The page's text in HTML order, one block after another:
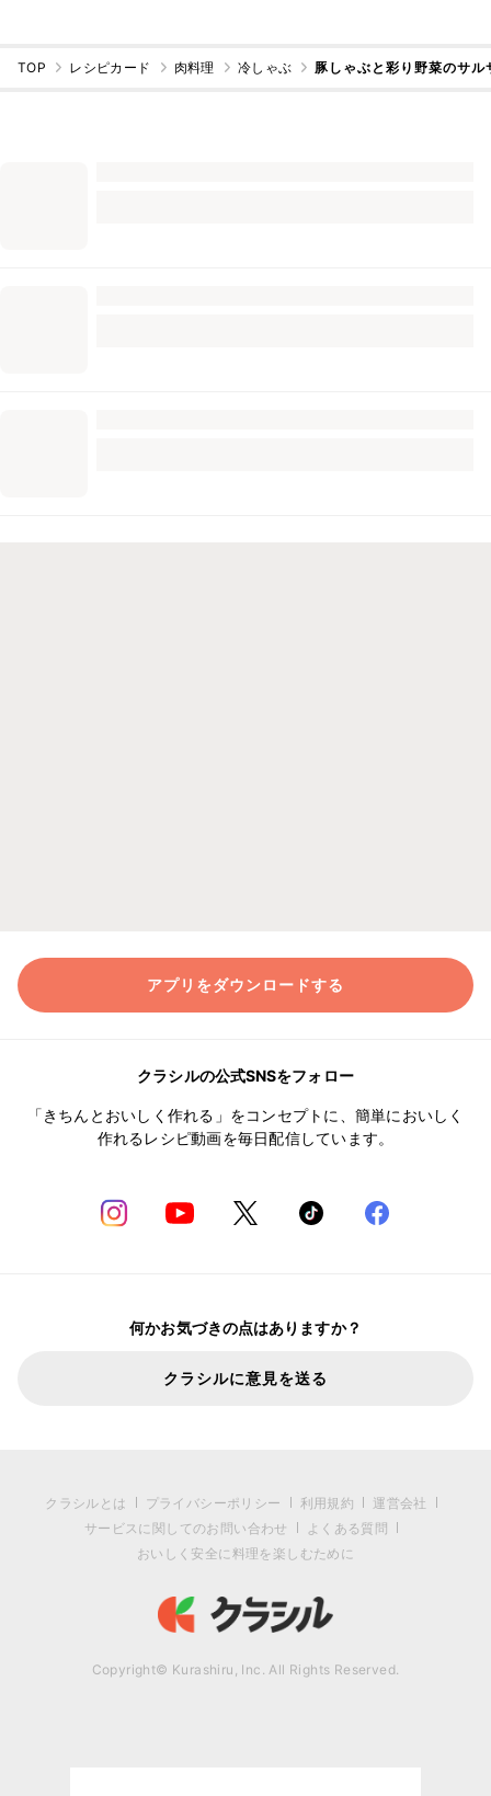
TOP レシピカード 肉料理 冷しゃぶ 豚しゃぶと彩り野菜のサル
アプリをダウンロードする
クラシルの公式SNSをフォロー
「きちんとおいしく作れる」をコンセプトに、簡単においしく
作れるレシピ動画を毎日配信しています。
何かお気づきの点はありますか？
クラシルに意見を送る
クラシルとは プライバシーポリシー 利用規約
運営会社
サービスに関してのお問い合わせ
よくある質問
おいしく安全に料理を楽しむために
Copyright© Kurashiru, Inc. All Rights Reserved.